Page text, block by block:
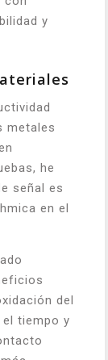
y
metales
he
señal es
en el
del
tiempo y